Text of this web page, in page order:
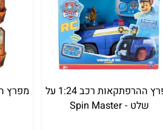
מתנה:
אריזת מתנה
נוסף הוסף לסל
אזל